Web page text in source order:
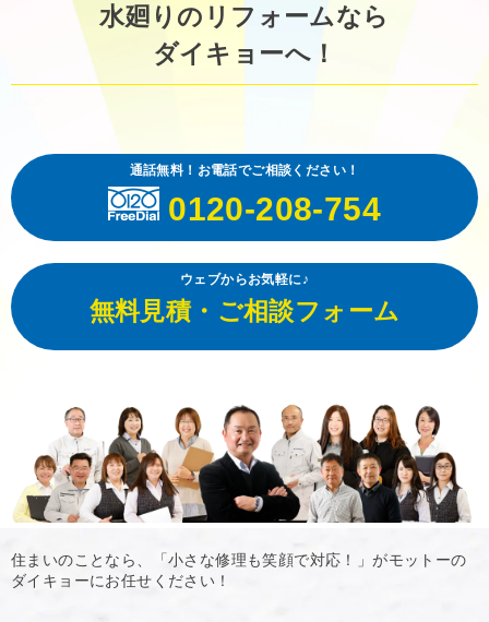
水廻りのリフォームなら
ダイキョーへ！
通話無料！お電話でご相談ください！
0120-208-754
ウェブからお気軽に♪
無料見積・ご相談フォーム
住まいのことなら、「小さな修理も笑顔で対応！」がモットーの
ダイキョーにお任せください！